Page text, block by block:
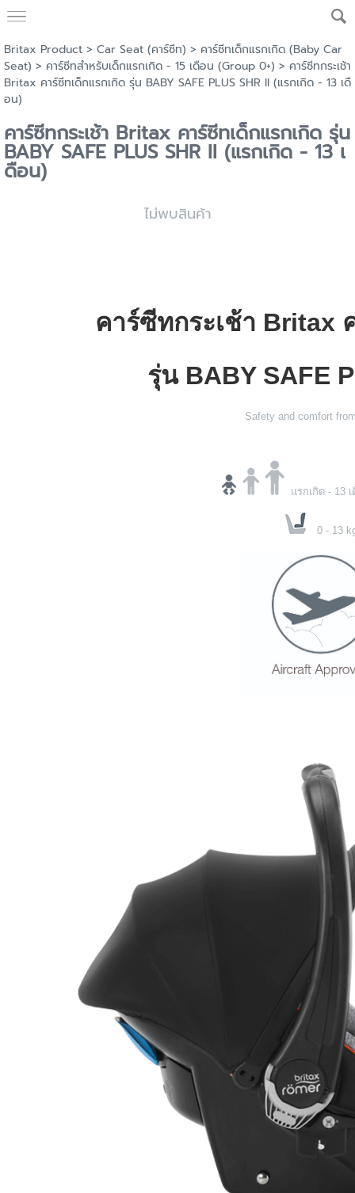
Britax Product> Car Seat (คาร์ซีท) > คาร์ซีทเด็กแรกเกิด (Baby Car
Seat) > คาร์ซีทสำหรับเด็กแรกเกิด - 15 เดือน (Group 0+) > คาร์ซีทกระเช้า
Britax คาร์ซีทเด็กแรกเกิด รุ่น BABY SAFE PLUS SHR II (แรกเกิด - 13 เดื
อน)
คาร์ซีทกระเช้า Britax คาร์ซีทเด็กแรกเกิด รุ่น
BABY SAFE PLUS SHR II (แรกเกิด - 13 เ
ดือน)
ไม่พบสินค้า
คาร์ซีทกระเช้า Britax
รุ่น BABY SAFE
Safety and comfort
แรกเกิด - 13
0 - 13